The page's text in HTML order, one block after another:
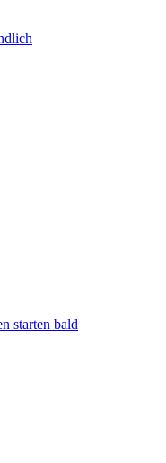
starten bald
starten bald